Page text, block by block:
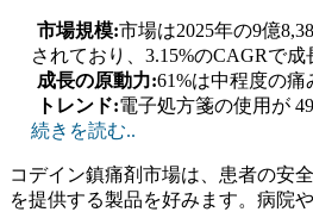
市場規模:市場は2025年の9億
されており、3.15%のCAGRで成
成長の原動力:61%は中程度の痛
トレンド:電子処方箋の使用が
続きを読む..
コデイン鎮痛剤市場は、患者の安
を提供する製品を好みます。病院